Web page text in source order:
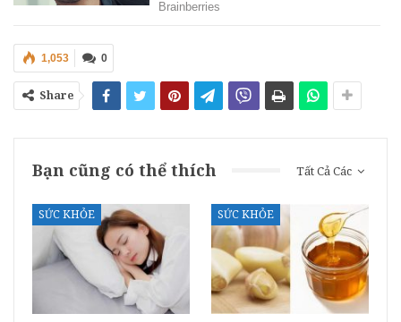
0
1,053
Share
Tất Cả Các
Bạn cũng có thể thích
SỨC KHỎE SỨC KHỎE